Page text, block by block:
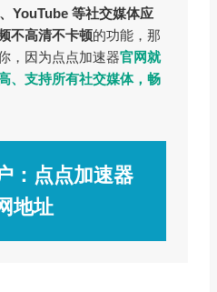
YouTube 等社交媒体应
不高清不卡顿的功能，那
，因为点点加速器官网就
、支持所有社交媒体，畅
：点点加速器
地址